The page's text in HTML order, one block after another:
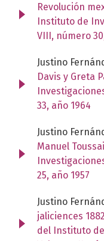
Revolución
Instituto de
VIII, número
Justino
Davis y Greta
33, año 1964
Justino
Manuel
25, año 1957
Justino
jaliciences
del Instituto